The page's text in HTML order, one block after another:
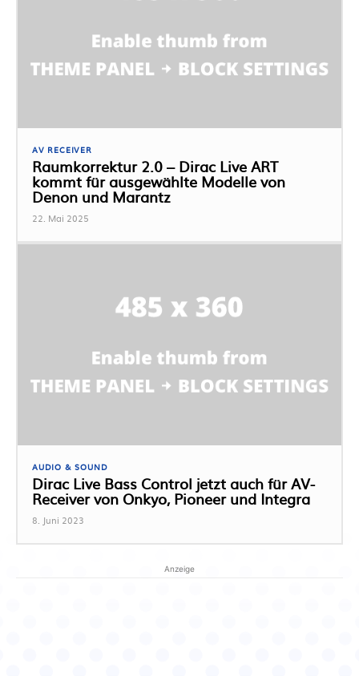
AV RECEIVER
Raumkorrektur 2.0 – Dirac Live ART
kommt für ausgewählte Modelle von
Denon und Marantz
22. Mai 2025
AUDIO & SOUND
Dirac Live Bass Control jetzt auch für AV-
Receiver von Onkyo, Pioneer und Integra
8. Juni 2023
Anzeige